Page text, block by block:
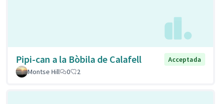
Pipi-can a la Bòbila de Calafell
Acceptada
Montse Hill
0 2